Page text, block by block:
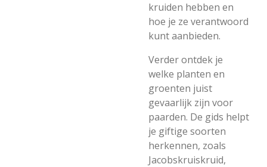
kruiden hebben en
hoe je ze verantwoord
kunt aanbieden.
Verder ontdek je
welke planten en
groenten juist
gevaarlijk zijn voor
paarden. De gids helpt
je giftige soorten
herkennen, zoals
Jacobskruiskruid,